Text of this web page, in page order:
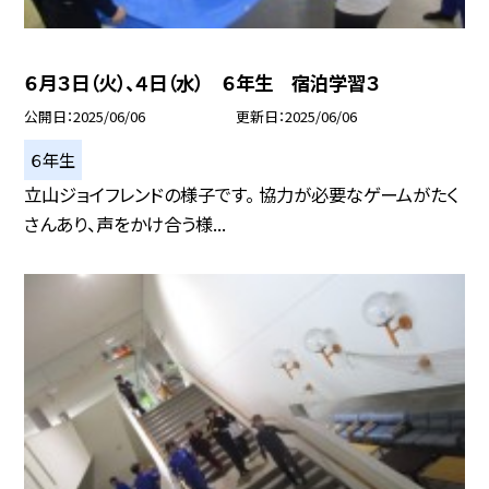
６月３日（火）、４日（水） ６年生 宿泊学習３
公開日 2025/06/06 更新日 2025/06/06
６年生
立山ジョイフレンドの様子です。 協力が必要なゲームがたく
さんあり、声をかけ合う様...